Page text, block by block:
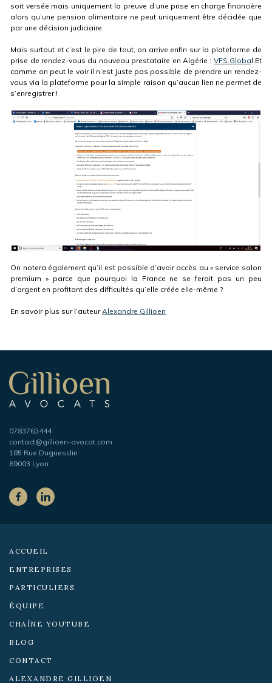
soit versée mais uniquement la preuve d’une prise en charge financière
alors qu’une pension alimentaire ne peut uniquement être décidée que
par une décision judiciaire.
Mais surtout et c’est le pire de tout, on arrive enfin sur la plateforme de
prise de rendez-vous du nouveau prestataire en Algérie : VFS.Global.Et
comme on peut le voir il n’est juste pas possible de prendre un rendez-
vous via la plateforme pour la simple raison qu’aucun lien ne permet de
s’enregistrer !
On notera également qu’il est possible d’avoir accès au « service salon
premium » parce que pourquoi la France ne se ferait pas un peu
d’argent en profitant des difficultés qu’elle créée elle-même ?
En savoir plus sur l’auteurAlexandre Gillioen
Téléphone
0783763444
Adresse
e-
mail
contact@gillioen-avocat.com
185 Rue Duguesclin
69003 Lyon
Sur
les
ACCUEIL
ENTREPRISES
PARTICULIERS
ÉQUIPE
CHAÎNE YOUTUBE
BLOG
CONTACT
ALEXANDRE GILLIOEN